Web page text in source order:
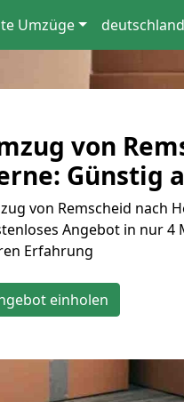
Umzüge
von
Günstig
von Remscheid nach
Angebot in nur
Erfahrung
einholen